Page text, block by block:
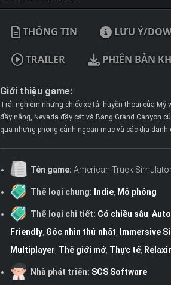
THÔNG TIN LƯU Ý/
TRAILER PHIÊN BẢN
Giới thiệu game:
Trải nghiệm những chiếc xe tải huyền thoại của
đầy nắng, Nevada đầy cát và Bang Grand Canyon
qua những phong cảnh ngoạn mục và các địa
Tên game: American Truck
Thể loại chung: Indie, Mô phỏng
Thể loại chi tiết: Có chiều sâu,
Friendly, Góc nhìn thứ nhất, Immersive
Multiplayer, Thế giới mở, Thực tế,
Nhà phát triển: SCS Software